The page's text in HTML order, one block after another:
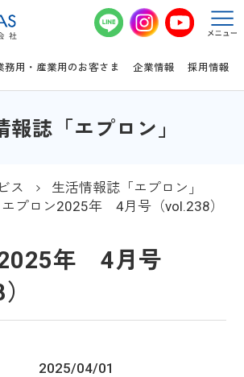
務用・産業用のお客さま 企業情報 採用情報
報誌「エプロン」
ス
生活情報誌「エプロン」
エプロン2025年 4月号（vol.238）
年 4月号
2025/04/01